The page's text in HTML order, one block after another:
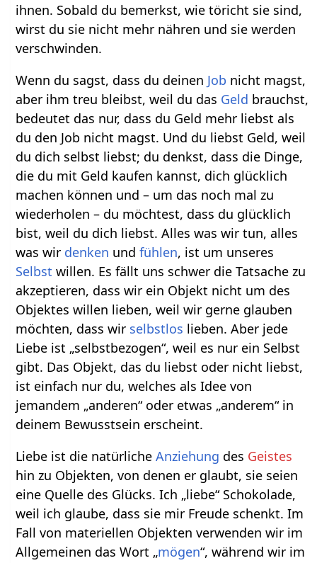
ihnen. Sobald du bemerkst, wie töricht sie sind,
wirst du sie nicht mehr nähren und sie werden
verschwinden.
Wenn du sagst, dass du deinen Job nicht magst,
aber ihm treu bleibst, weil du das Geld brauchst,
bedeutet das nur, dass du Geld mehr liebst als
du den Job nicht magst. Und du liebst Geld, weil
du dich selbst liebst; du denkst, dass die Dinge,
die du mit Geld kaufen kannst, dich glücklich
machen können und – um das noch mal zu
wiederholen – du möchtest, dass du glücklich
bist, weil du dich liebst. Alles was wir tun, alles
was wir denken undfühlen, ist um unseres
Selbst willen. Es fällt uns schwer die Tatsache zu
akzeptieren, dass wir ein Objekt nicht um des
Objektes willen lieben, weil wir gerne glauben
möchten, dass wir selbstlos lieben. Aber jede
Liebe ist „selbstbezogen“, weil es nur ein Selbst
gibt. Das Objekt, das du liebst oder nicht liebst,
ist einfach nur du, welches als Idee von
jemandem „anderen“ oder etwas „anderem“ in
deinem Bewusstsein erscheint.
Liebe ist die natürlicheAnziehung des Geistes
hin zu Objekten, von denen er glaubt, sie seien
eine Quelle des Glücks. Ich „liebe“ Schokolade,
weil ich glaube, dass sie mir Freude schenkt. Im
Fall von materiellen Objekten verwenden wir im
Allgemeinen das Wort „mögen“, während wir im